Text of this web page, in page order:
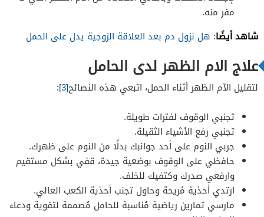
مفر منه.
شاهد أيضًا: هل نزول دم بعد العلاقة الزوجية يدل على الحمل
علاج الام الظهر لدى الحامل
لتقليل الآم الظهر أثناء الحمل، اتبعي هذه النصائح[3]
:
تجنبي الوقوف لفترات طويلة.
تجنبي رفع الأشياء الثقيلة.
جربي النوم على أحد جوانبك بدلًا من النوم على ظهرك.
حافظي على الوقوف بوضعية جيدة، قفي بشكل مستقيم
وارفعي صدرك وكتفيك للخلف.
ارتدي أحذية مُريحة وحاول تجنب أحذية الكعب العالي.
مارسي تمارين رياضية مُناسبة للحامل مُصممة لتقوية ودعاء